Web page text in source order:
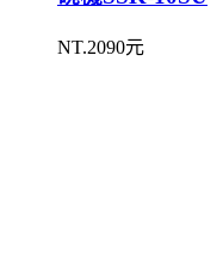
NT.2090元